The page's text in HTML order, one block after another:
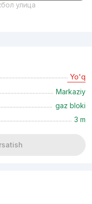
улица
Yo'q
Markaziy
gaz bloki
3 m